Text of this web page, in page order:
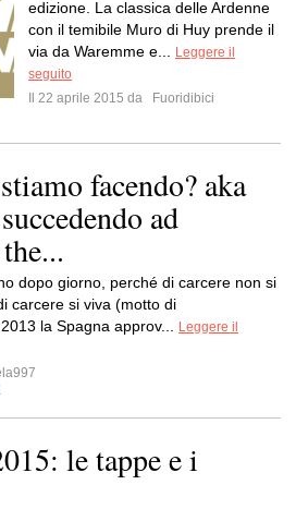
edizione. La classica delle Ardenne
con il temibile Muro di Huy prende il
via da Waremme e...
Leggere il
seguito
Il 22 aprile 2015 da
Fuoridibici
facendo? aka
ad
dopo giorno, perché di carcere non si
carcere si viva (motto di
la Spagna approv...
Leggere il
le tappe e i